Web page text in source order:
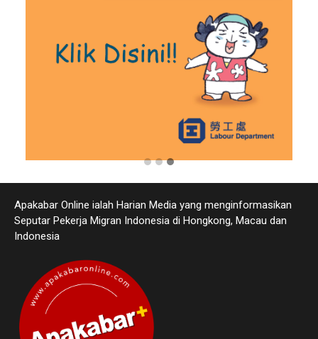
Apakabar Online ialah Harian Media yang menginformasikan
Seputar Pekerja Migran Indonesia di Hongkong, Macau dan
Indonesia